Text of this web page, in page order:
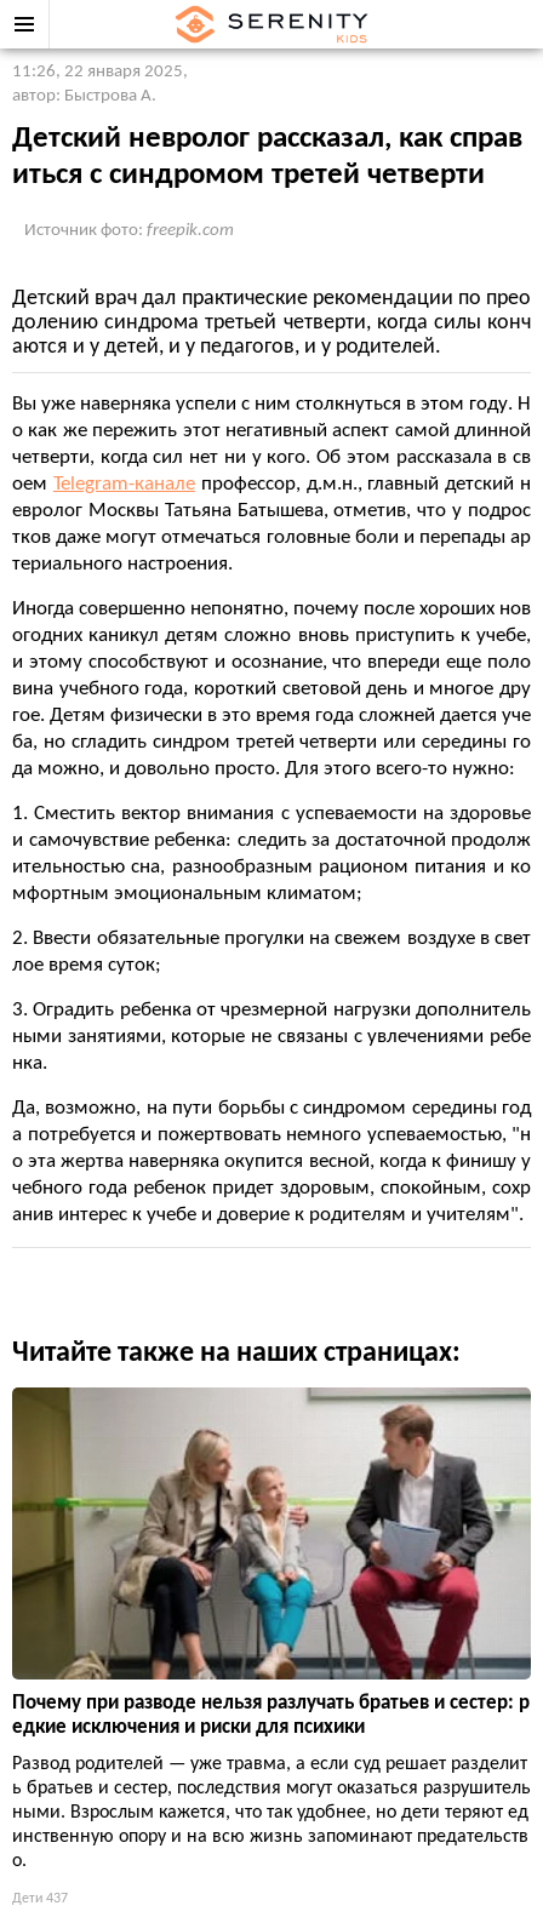
11:26, 22 января 2025,
автор: Быстрова А.
Детский невролог рассказал, как справ
иться с синдромом третей четверти
Источник фото: freepik.com
Детский врач дал практические рекомендации по прео
долению синдрома третьей четверти, когда силы конч
аются и у детей, и у педагогов, и у родителей.
Вы уже наверняка успели с ним столкнуться в этом году. Н
о как же пережить этот негативный аспект самой длинной
четверти, когда сил нет ни у кого. Об этом рассказала в св
оем Telegram-каналепрофессор, д.м.н., главный детский н
евролог Москвы Татьяна Батышева, отметив, что у подрос
тков даже могут отмечаться головные боли и перепады ар
териального настроения.
Иногда совершенно непонятно, почему после хороших нов
огодних каникул детям сложно вновь приступить к учебе,
и этому способствуют и осознание, что впереди еще поло
вина учебного года, короткий световой день и многое дру
гое. Детям физически в это время года сложней дается уче
ба, но сгладить синдром третей четверти или середины го
да можно, и довольно просто. Для этого всего-то нужно:
1. Сместить вектор внимания с успеваемости на здоровье
и самочувствие ребенка: следить за достаточной продолж
ительностью сна, разнообразным рационом питания и ко
мфортным эмоциональным климатом;
2. Ввести обязательные прогулки на свежем воздухе в свет
лое время суток;
3. Оградить ребенка от чрезмерной нагрузки дополнитель
ными занятиями, которые не связаны с увлечениями ребе
нка.
Да, возможно, на пути борьбы с синдромом середины год
а потребуется и пожертвовать немного успеваемостью, "н
о эта жертва наверняка окупится весной, когда к финишу у
чебного года ребенок придет здоровым, спокойным, сохр
анив интерес к учебе и доверие к родителям и учителям".
Читайте также на наших страницах:
Почему при разводе нельзя разлучать братьев и сестер: р
едкие исключения и риски для психики
Развод родителей — уже травма, а если суд решает разделит
ь братьев и сестер, последствия могут оказаться разрушитель
ными. Взрослым кажется, что так удобнее, но дети теряют ед
инственную опору и на всю жизнь запоминают предательств
о.
Дети 437